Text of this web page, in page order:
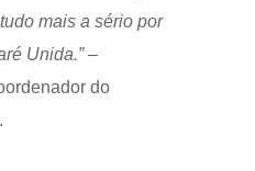
mais a sério por
Unida.”–
do